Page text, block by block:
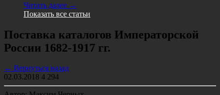
Читать далее →
Показать все статьи
Поставка каталогов Императорской
России 1682-1917 гг.
← Вернуться назад
02.03.2018 4 294